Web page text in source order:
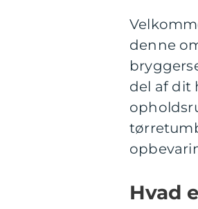
denne
del af dit
Hvad